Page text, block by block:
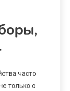
часто
только о